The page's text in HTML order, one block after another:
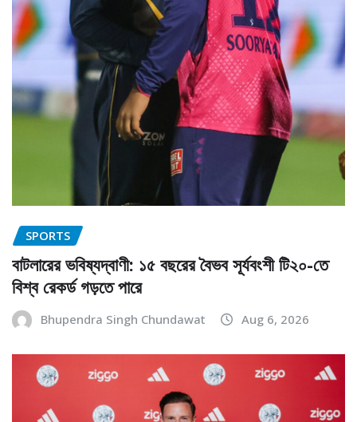
SPORTS
বাটলারের ভবিষ্যদ্বাণী: ১৫ বছরের বৈভব সূর্যবংশী টি২০-তে
বিশ্ব রেকর্ড গড়তে পারে
Bhupendra Singh Chundawat Aug 6, 2026